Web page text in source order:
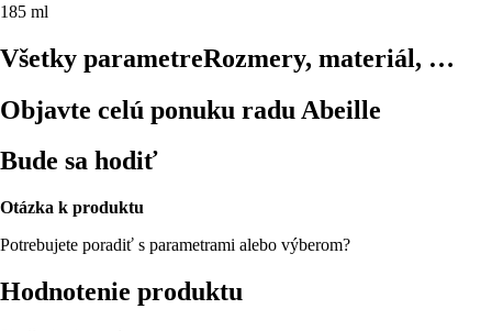
185 ml
Všetky parametreRozmery, materiál, …
Objavte celú ponuku radu Abeille
Bude sa hodiť
Otázka k produktu
Potrebujete poradiť s parametrami alebo výberom?
Hodnotenie produktu